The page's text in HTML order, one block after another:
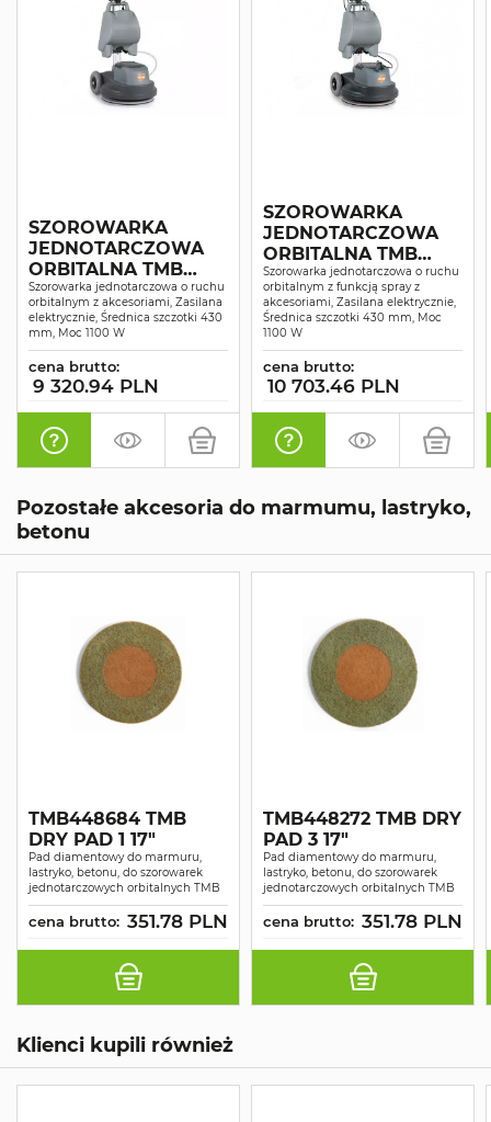
SZOROWARKA
JEDNOTARCZOWA
ORBITALNA TMB
TPO43
Szorowarka jednotarczowa o ruchu
orbitalnym z akcesoriami, Zasilana
elektrycznie, Średnica szczotki 430
mm, Moc 1100 W
cena brutto:
9 320.94 PLN
SZOROWARKA
JEDNOTARCZOWA
ORBITALNA TMB
TPO43 SPRAY
Szorowarka jednotarczowa o ruchu
orbitalnym z funkcją spray z
akcesoriami, Zasilana elektrycznie,
Średnica szczotki 430 mm, Moc
1100 W
cena brutto:
10 703.46 PLN
Pozostałe akcesoria do marmumu, lastryko,
betonu
TMB448684 TMB
DRY PAD 1 17"
Pad diamentowy do marmuru,
lastryko, betonu, do szorowarek
jednotarczowych orbitalnych TMB
cena brutto: 351.78 PLN
TMB448272 TMB DRY
PAD 3 17"
Pad diamentowy do marmuru,
lastryko, betonu, do szorowarek
jednotarczowych orbitalnych TMB
cena brutto: 351.78 PLN
Klienci kupili również